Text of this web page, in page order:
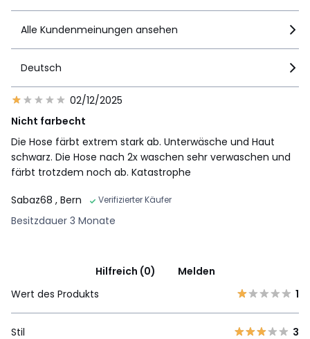
Alle Kundenmeinungen ansehen
Deutsch
02/12/2025
Nicht farbecht
Die Hose färbt extrem stark ab. Unterwäsche und Haut
schwarz. Die Hose nach 2x waschen sehr verwaschen und
färbt trotzdem noch ab. Katastrophe
Sabaz68 , Bern Verifizierter Käufer
Besitzdauer 3 Monate
Hilfreich (0)
Melden
Wert des Produkts
1
Stil 3